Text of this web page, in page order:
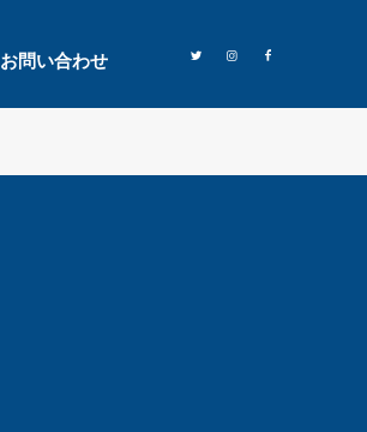
お問い合わせ